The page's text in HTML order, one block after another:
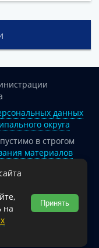
данных
округа
в строгом
материалов
ссылка
интернет-портал
округа.
на
Принять